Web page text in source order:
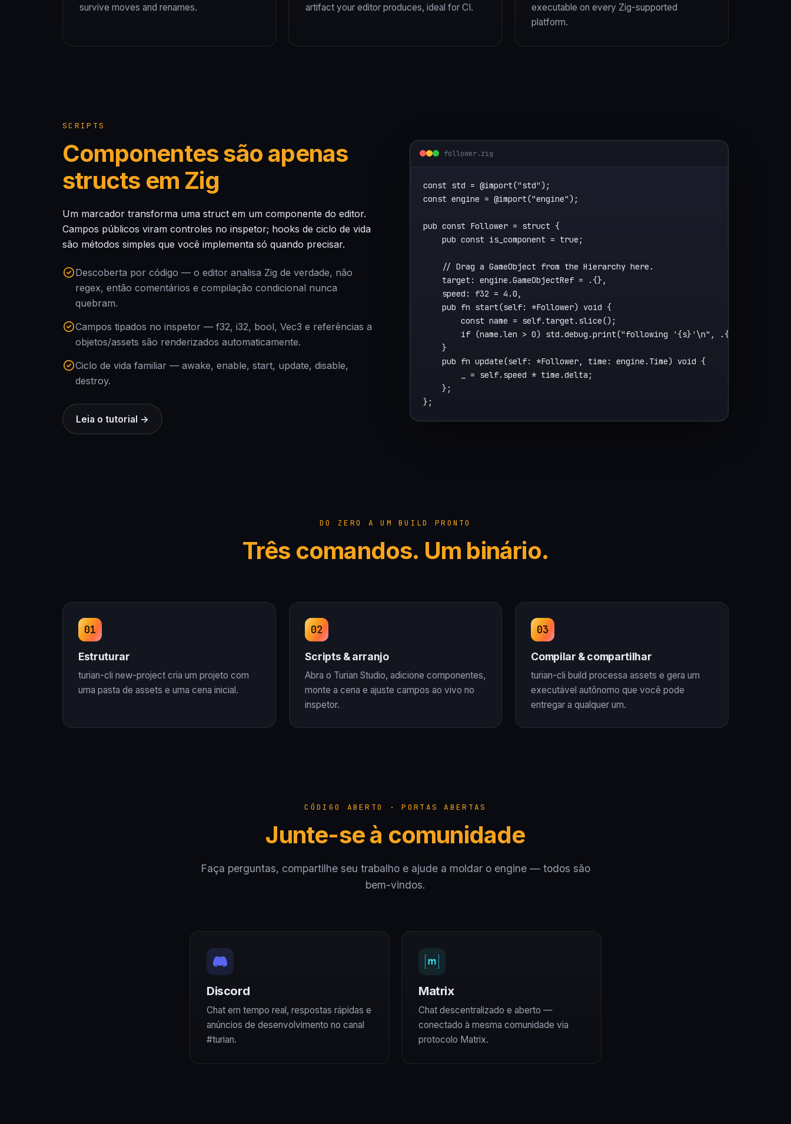
survive moves and renames.
artifact your editor produces, ideal for CI.
executable on every Zig-supported
platform.
SCRIPTS
Componentes são apenas
structs em Zig
Um marcador transforma uma struct em um componente do editor.
Campos públicos viram controles no inspetor; hooks de ciclo de vida
são métodos simples que você implementa só quando precisar.
Descoberta por código — o editor analisa Zig de verdade, não
regex, então comentários e compilação condicional nunca
quebram.
Campos tipados no inspetor — f32, i32, bool, Vec3 e referências a
objetos/assets são renderizados automaticamente.
Ciclo de vida familiar — awake, enable, start, update, disable,
destroy.
Leia o tutorial →
follower.zig
const std = @import("std");
const engine = @import("engine");
pub const Follower = struct {
    pub const is_component = true;
    // Drag a GameObject from the Hierarchy here.
    target: engine.GameObjectRef = .{},
    speed: f32 = 4.0,
    pub fn start(self: *Follower) void {
        const name = self.target.slice();
        if (name.len > 0) std.debug.print("following '{s}'\n", .{name});
    }
    pub fn update(self: *Follower, time: engine.Time) void {
        _ = self.speed * time.delta;
    };
DO ZERO A UM BUILD PRONTO
Três comandos. Um binário.
Estruturar
turian-cli new-project cria um projeto com
uma pasta de assets e uma cena inicial.
Scripts & arranjo
Abra o Turian Studio, adicione componentes,
monte a cena e ajuste campos ao vivo no
inspetor.
Compilar & compartilhar
turian-cli build processa assets e gera um
executável autônomo que você pode
entregar a qualquer um.
CÓDIGO ABERTO · PORTAS ABERTAS
Junte-se à comunidade
Faça perguntas, compartilhe seu trabalho e ajude a moldar o engine — todos são
bem-vindos.
Discord
Chat em tempo real, respostas rápidas e
anúncios de desenvolvimento no canal
#turian.
Matrix
Chat descentralizado e aberto —
conectado à mesma comunidade via
protocolo Matrix.